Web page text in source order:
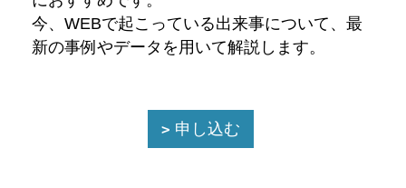
今、WEBで起こっている出来事について、最
新の事例やデータを用いて解説します。
申し込む